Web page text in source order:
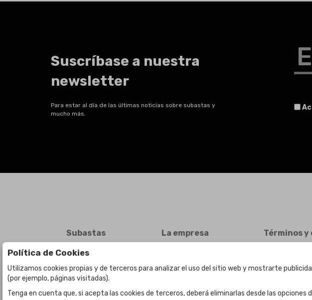
Suscríbase a nuestra
newsletter
Para estar al día de las últimas noticias sobre subastas y
mucho más.
Subastas
Subasta en curso
Subastas anteriores
La empresa
Contacto
Términos
Política
Ajuste
Política de Cookies
Utilizamos cookies propias y de terceros para analizar el uso del sitio web y mostrarte
(por ejemplo, páginas visitadas).
Tenga en cuenta que, si acepta las cookies de terceros, deberá eliminarlas desde las